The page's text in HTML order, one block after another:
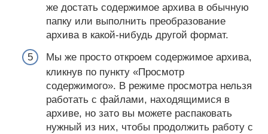
же достать содержимое архива в обычную
папку или выполнить преобразование
архива в какой-нибудь другой формат.
Мы же просто откроем содержимое архива,
кликнув по пункту «Просмотр
содержимого». В режиме просмотра нельзя
работать с файлами, находящимися в
архиве, но зато вы можете распаковать
нужный из них, чтобы продолжить работу с